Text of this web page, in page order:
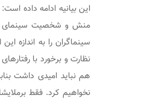
این بیانیه ادامه داده
منش و شخصیت سینمای
سینماگران را به اندازه
نظارت و برخورد با
هم نباید امیدی داشت
نخواهیم کرد. فقط